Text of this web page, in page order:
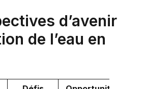
d’avenir
de l’eau en